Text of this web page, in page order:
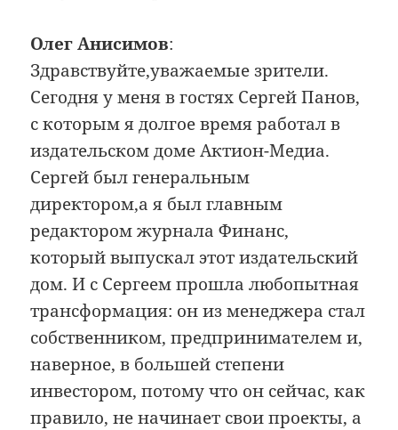
Олег Анисимов:
Здравствуйте,уважаемые зрители.
Сегодня у меня в гостях Сергей Панов,
с которым я долгое время работал в
издательском доме Актион-Медиа.
Сергей был генеральным
директором,а я был главным
редактором журнала Финанс,
который выпускал этот издательский
дом. И с Сергеем прошла любопытная
трансформация: он из менеджера стал
собственником, предпринимателем и,
наверное, в большей степени
инвестором, потому что он сейчас, как
правило, не начинает свои проекты, а